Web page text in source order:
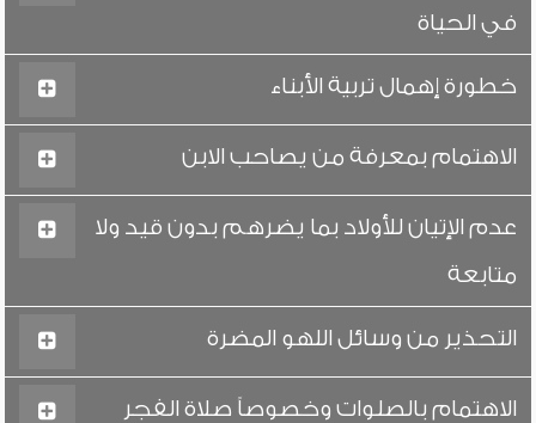
في الحياة
خطورة إهمال تربية الأبناء
الاهتمام بمعرفة من يصاحب الابن
عدم الإتيان للأولاد بما يضرهم بدون قيد ولا
متابعة
التحذير من وسائل اللهو المضرة
الاهتمام بالصلوات وخصوصاً صلاة الفجر